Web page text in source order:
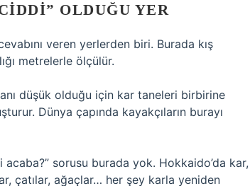
OLDUĞU YER
veren yerlerden biri. Burada kış
metrelerle ölçülür.
düşük olduğu için kar taneleri birbirine
Dünya çapında kayakçıların burayı
acaba?” sorusu burada yok. Hokkaido’da kar,
çatılar, ağaçlar… her şey karla yeniden